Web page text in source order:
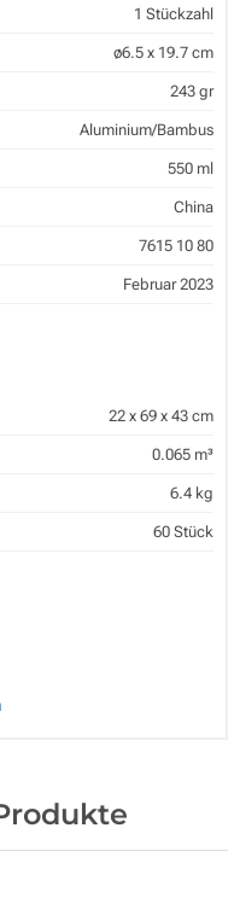
1 Stückzahl
ø6.5 x 19.7 cm
243 gr
Aluminium/Bambus
550 ml
China
7615 10 80
Februar 2023
22 x 69 x 43 cm
0.065 m³
6.4 kg
60 Stück